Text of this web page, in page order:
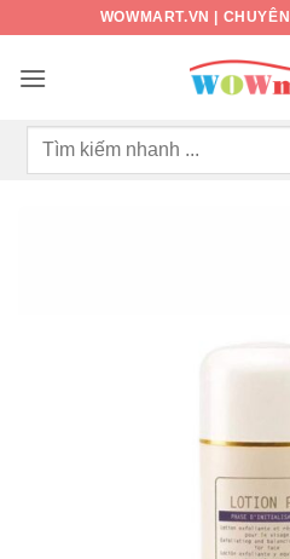
nội
WOWMART.VN |
Tìm